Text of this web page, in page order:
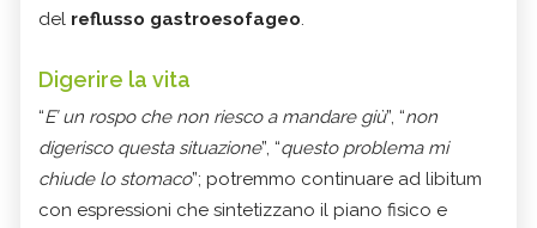
del reflusso gastroesofageo.
Digerire la vita
“E’ un rospo che non riesco a mandare giù”, “non
digerisco questa situazione”, “questo problema mi
chiude lo stomaco”; potremmo continuare ad libitum
con espressioni che sintetizzano il piano fisico e